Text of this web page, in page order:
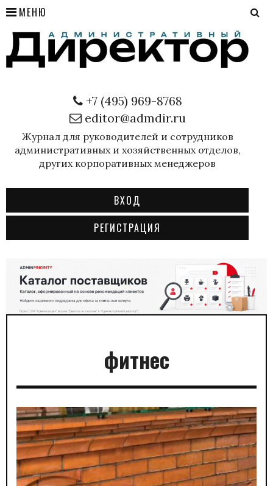
МЕНЮ
+7 (495) 969-8768
editor@admdir.ru
Журнал для руководителей и сотрудников
административных и хозяйственных отделов,
других корпоративных менеджеров
ВХОД
РЕГИСТРАЦИЯ
фитнес